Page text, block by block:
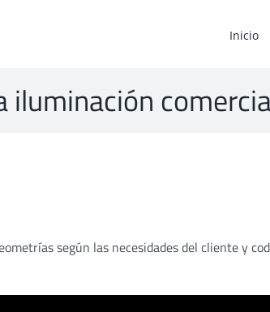
Inicio
según las necesidades del cliente y